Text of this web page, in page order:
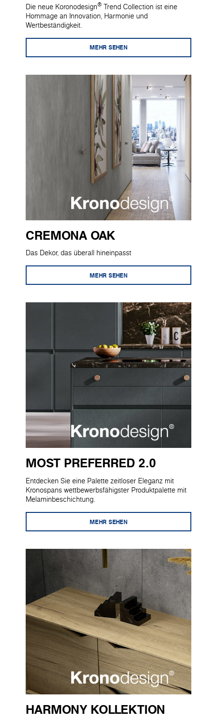
Die neue Koronodesign® Trend Collection ist eine
Hommage an Innovation, Harmonie und
Wertbeständigkeit.
MEHR SEHEN
CREMONA OAK
Das Dekor, das überall hineinpasst
MEHR SEHEN
MOST PREFERRED 2.0
Entdecken Sie eine Palette zeitloser Eleganz mit
Kronospans wettbewerbsfähigster Produktpalette mit
Melaminbeschichtung.
MEHR SEHEN
HARMONY KOLLEKTION